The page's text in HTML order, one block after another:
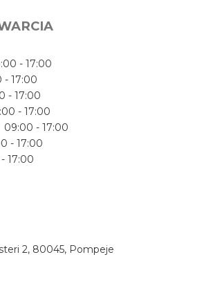
- 17:00
17:00
- 17:00
- 17:00
- 17:00
- 17:00
17:00
2, 80045, Pompeje